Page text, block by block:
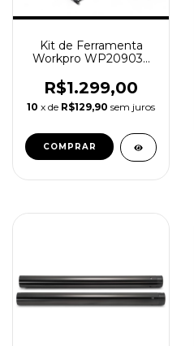
Kit de Ferramenta
Workpro WP209033
R$1.299,00
10 x de R$129,90 sem juros